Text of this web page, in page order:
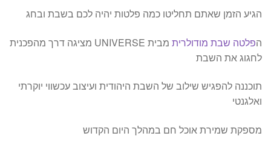
הגיע הזמן שאתם תחליטו כמה פלטות יהיה לכם בשבת ובחג
הפלטה שבת מודולרית
מבית UNIVERSE מציגה דרך מהפכנית
לחגוג את השבת
תוכננה להפגיש שילוב של השבת היהודית ועיצוב עכשווי יוקרתי
ואלגנטי
מספקת שמירת אוכל חם במהלך היום הקדוש